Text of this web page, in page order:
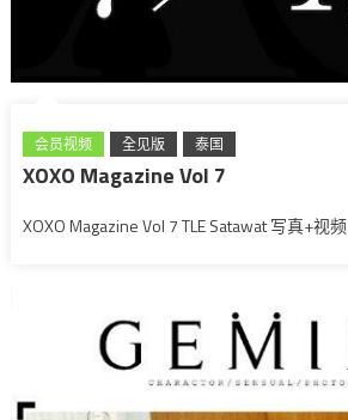
会员视频 全见版 泰国
XOXO Magazine Vol 7
XOXO Magazine Vol 7 TLE Satawat 写真+视频